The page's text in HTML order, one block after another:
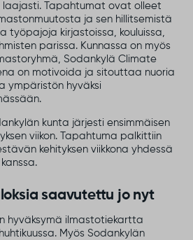
Tapahtumat ovat olleet
ja sen hillitsemistä
työpajoja kirjastoissa, kouluissa,
parissa. Kunnassa on myös
Sodankylä Climate
on motivoida ja sitouttaa nuoria
ympäristön hyväksi
kunta järjesti ensimmäisen
viikon. Tapahtuma palkittiin
kehityksen viikkona yhdessä
saavutettu jo nyt
hyväksymä ilmastotiekartta
Myös Sodankylän